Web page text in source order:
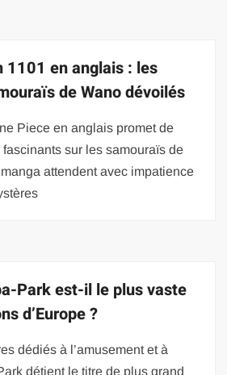
1101 en anglais : les
de Wano dévoilés
Piece en anglais promet de
sur les samouraïs de
attendent avec impatience
Park est-il le plus vaste
d’Europe ?
dédiés à l’amusement et à
détient le titre de plus grand